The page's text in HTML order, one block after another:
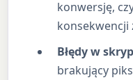
konwersję,
konsekwencji
Błędy w
brakujący